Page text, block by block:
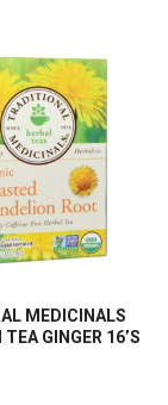
MEDICINALS
TEA GINGER 16’S